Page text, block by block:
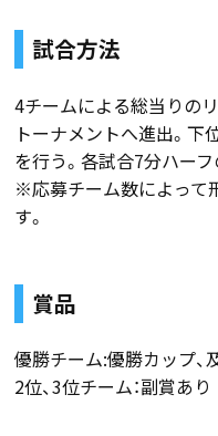
試合方法
4チームによる総当りの
トーナメントへ進出。下
を行う。各試合7分ハーフ
※応募チーム数によって
す。
賞品
優勝チーム:優勝カップ、
2位、3位チーム：副賞あり